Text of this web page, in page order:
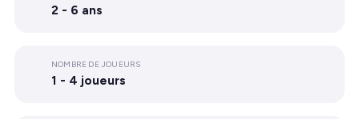
2 - 6 ans
NOMBRE DE JOUEURS
1 - 4 joueurs